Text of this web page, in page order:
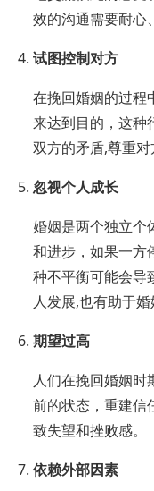
效的沟通需要耐心
试图控制对方
在挽回婚姻的过程
来达到目的，这种
双方的矛盾,尊重对
忽视个人成长
婚姻是两个独立个
和进步，如果一方
种不平衡可能会导
人发展,也有助于婚
期望过高
人们在挽回婚姻时
前的状态，重建信
致失望和挫败感。
依赖外部因素